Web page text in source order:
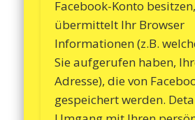
Facebook-Konto besitzen,
übermittelt Ihr Browser
Informationen (z.B.
Sie aufgerufen haben,
Adresse), die von
gespeichert werden.